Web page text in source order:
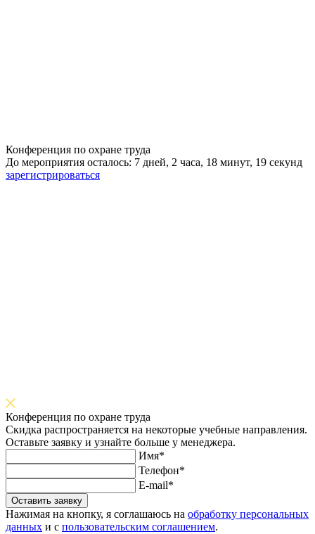
Конференция по охране труда
До мероприятия осталось: 7 дней, 2 часа, 18 минут, 18 секунд
зарегистрироваться
Конференция по охране труда
Скидка распространяется на некоторые учебные направления.
Оставьте заявку и узнайте больше у менеджера.
Имя*
Телефон*
E-mail*
Оставить заявку
Нажимая на кнопку, я соглашаюсь на обработку персональных
данных и с пользовательским соглашением.